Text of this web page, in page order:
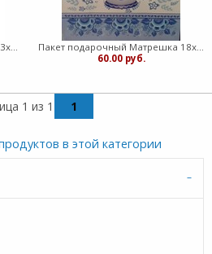
Пакет подарочный Лилии 18х23х10 (медв)
Пакет подарочный Матрешка 18х21х8,5 (медв)
60.00 руб.
1 из 1 1
в этой категории